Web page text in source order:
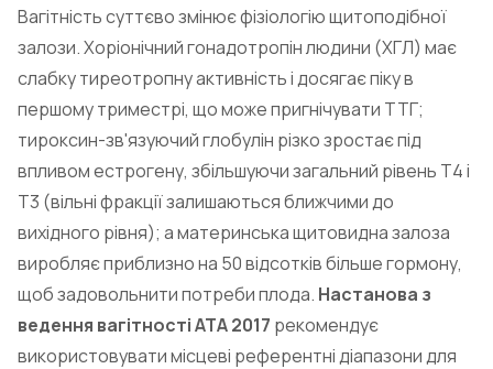
Вагітність суттєво змінює фізіологію щитоподібної
залози. Хоріонічний гонадотропін людини (ХГЛ) має
слабку тиреотропну активність і досягає піку в
першому триместрі, що може пригнічувати ТТГ;
тироксин-зв'язуючий глобулін різко зростає під
впливом естрогену, збільшуючи загальний рівень Т4 і
Т3 (вільні фракції залишаються ближчими до
вихідного рівня); а материнська щитовидна залоза
виробляє приблизно на 50 відсотків більше гормону,
щоб задовольнити потреби плода. Настанова з
ведення вагітності ATA 2017 рекомендує
використовувати місцеві референтні діапазони для